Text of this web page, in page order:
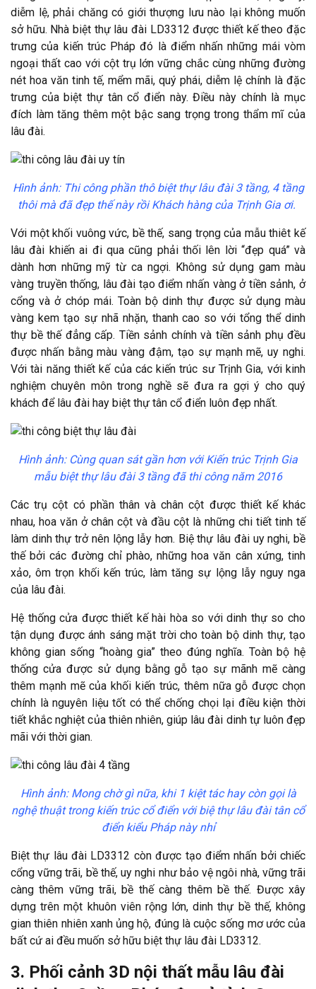
diễm lệ, phải chăng có giới thượng lưu nào lại không muốn
sở hữu. Nhà biệt thự lâu đài LD3312 được thiết kế theo đặc
trưng của kiến trúc Pháp đó là điểm nhấn những mái vòm
ngoại thất cao với cột trụ lớn vững chắc cùng những đường
nét hoa văn tinh tế, mểm mãi, quý phái, diễm lệ chính là đặc
trưng của biệt thự tân cổ điển này. Điều này chính là mục
đích làm tăng thêm một bậc sang trọng trong thẩm mĩ của
lâu đài.
Hình ảnh: Thi công phần thô biệt thự lâu đài 3 tầng, 4 tầng
thôi mà đã đẹp thế này rồi Khách hàng của Trịnh Gia ơi.
Với một khối vuông vức, bề thế, sang trọng của mẫu thiêt kế
lâu đài khiến ai đi qua cũng phải thối lên lời “đẹp quá” và
dành hơn những mỹ từ ca ngợi. Không sử dụng gam màu
vàng truyền thống, lâu đài tạo điểm nhấn vàng ở tiền sảnh, ở
cổng và ở chóp mái. Toàn bộ dinh thự được sử dụng màu
vàng kem tạo sự nhã nhặn, thanh cao so với tổng thể dinh
thự bề thế đẳng cấp. Tiền sảnh chính và tiền sảnh phụ đều
được nhấn bằng màu vàng đậm, tạo sự mạnh mẽ, uy nghi.
Với tài năng thiết kế của các kiến trúc sư Trịnh Gia, với kinh
nghiệm chuyên môn trong nghề sẽ đưa ra gợi ý cho quý
khách để lâu đài hay biệt thự tân cổ điển luôn đẹp nhất.
Hình ảnh: Cùng quan sát gần hơn với Kiến trúc Trịnh Gia
mẫu biệt thự lâu đài 3 tầng đã thi công năm 2016
Các trụ cột có phần thân và chân cột được thiết kế khác
nhau, hoa văn ở chân cột và đầu cột là những chi tiết tinh tế
làm dinh thự trở nên lộng lẫy hơn. Biệ thự lâu đài uy nghi, bề
thế bởi các đường chỉ phào, những hoa văn cân xứng, tinh
xảo, ôm trọn khối kến trúc, làm tăng sự lộng lẫy nguy nga
của lâu đài.
Hệ thống cửa được thiết kế hài hòa so với dinh thự so cho
tận dụng được ánh sáng mặt trời cho toàn bộ dinh thự, tạo
không gian sống “hoàng gia” theo đúng nghĩa. Toàn bộ hệ
thống cửa được sử dụng bằng gỗ tạo sự mãnh mẽ càng
thêm mạnh mẽ của khối kiến trúc, thêm nữa gỗ được chọn
chính là nguyên liệu tốt có thể chống chọi lại điều kiện thời
tiết khắc nghiệt của thiên nhiên, giúp lâu đài dinh tự luôn đẹp
mãi với thời gian.
Hình ảnh: Mong chờ gì nữa, khi 1 kiệt tác hay còn gọi là
nghệ thuật trong kiến trúc cổ điển với biệ thự lâu đài tân cổ
điển kiểu Pháp này nhỉ
Biệt thự lâu đài LD3312 còn được tạo điểm nhấn bởi chiếc
cổng vững trãi, bề thế, uy nghi như bảo vệ ngôi nhà, vững trãi
càng thêm vững trãi, bề thế càng thêm bề thế. Được xây
dựng trên một khuôn viên rộng lớn, dinh thự bề thế, không
gian thiên nhiên xanh ủng hộ, đúng là cuộc sống mơ ước của
bất cứ ai đều muốn sở hữu biệt thự lâu đài LD3312.
3. Phối cảnh 3D nội thất mẫu lâu đài